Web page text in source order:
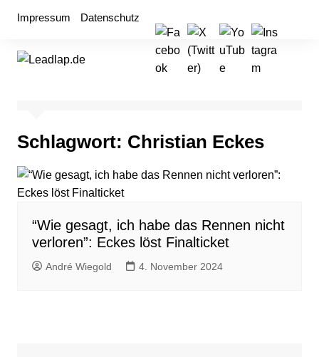
Impressum Datenschutz
Schlagwort: Christian Eckes
“Wie gesagt, ich habe das Rennen nicht
verloren”: Eckes löst Finalticket
André Wiegold 4. November 2024